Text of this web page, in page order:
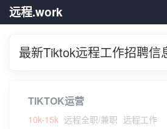
远程.work
最新Tiktok远程工作招聘信
TIKTOK运营
10k-15k 远程全职/兼职 远程工作